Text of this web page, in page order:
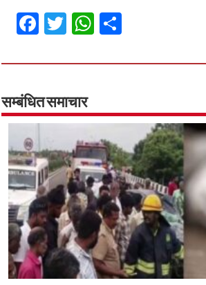
Fa
ce
b
o
o
k
T
wi
tt
er
W
h
at
p
p
ar
सम्बंधित समाचार